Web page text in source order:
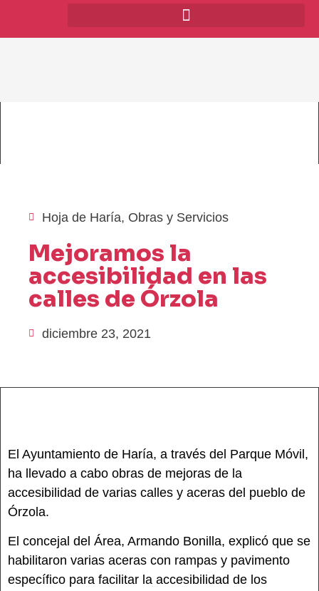
Hoja de Haría, Obras y Servicios
Mejoramos la
accesibilidad en las
calles de Órzola
diciembre 23, 2021
El Ayuntamiento de Haría, a través del Parque Móvil,
ha llevado a cabo obras de mejoras de la
accesibilidad de varias calles y aceras del pueblo de
Órzola.
El concejal del Área, Armando Bonilla, explicó que se
habilitaron varias aceras con rampas y pavimento
específico para facilitar la accesibilidad de los